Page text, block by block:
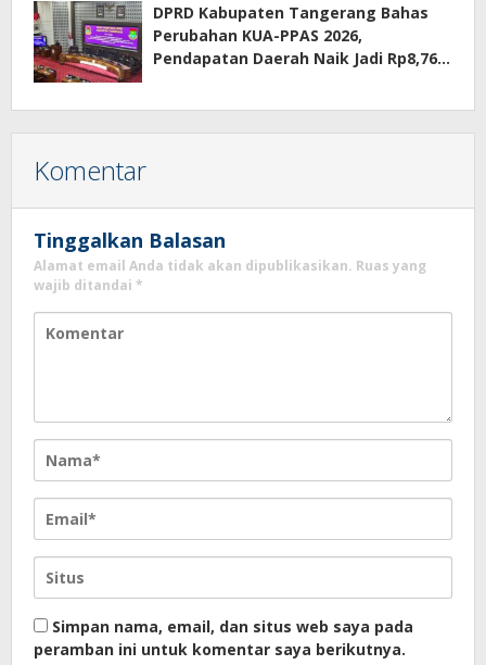
Terkait Sewa Kamar Per Jam
DPRD Kabupaten Tangerang Bahas
Perubahan KUA-PPAS 2026,
Pendapatan Daerah Naik Jadi Rp8,76
Komentar
Tinggalkan Balasan
Alamat email Anda tidak akan dipublikasikan. Ruas yang
wajib ditandai *
Simpan nama, email, dan situs web saya pada
peramban ini untuk komentar saya berikutnya.